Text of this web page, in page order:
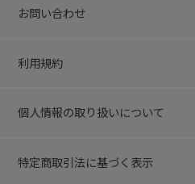
お問い合わせ
利用規約
個人情報の取り扱いについて
特定商取引法に基づく表示